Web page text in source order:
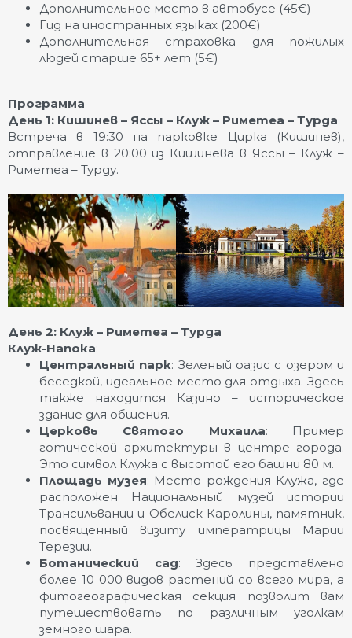
Дополнительное место в автобусе (45€)
Гид на иностранных языках (200€)
Дополнительная страховка для пожилых
людей старше 65+ лет (5€)
Программа
День 1: Кишинев – Яссы – Клуж – Риметеа – Турда
Встреча в 19:30 на парковке Цирка (Кишинев),
отправление в 20:00 из Кишинева в Яссы – Клуж –
Риметеа – Турду.
День 2: Клуж – Риметеа – Турда
Клуж-Напока:
Центральный парк: Зеленый оазис с озером и
беседкой, идеальное место для отдыха. Здесь
также находится Казино – историческое
здание для общения.
Церковь Святого Михаила: Пример
готической архитектуры в центре города.
Это символ Клужа с высотой его башни 80 м.
Площадь музея: Место рождения Клужа, где
расположен Национальный музей истории
Трансильвании и Обелиск Каролины, памятник,
посвященный визиту императрицы Марии
Терезии.
Ботанический сад: Здесь представлено
более 10 000 видов растений со всего мира, а
фитогеографическая секция позволит вам
путешествовать по различным уголкам
земного шара.